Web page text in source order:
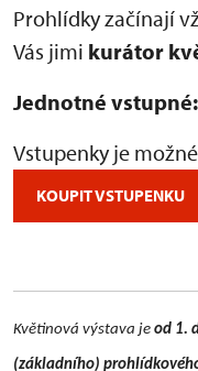
Prohlídky začínají
Vás jimi kurátor
Jednotné
Vstupenky je
KOUPIT VSTUPENKU
Květinová výstava je od 1.
(základního)